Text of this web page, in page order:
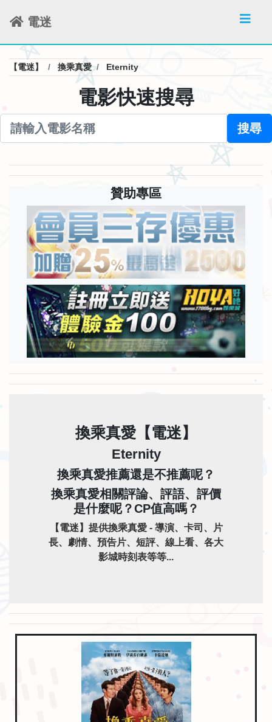
電迷
【電迷】 換乘真愛 Eternity
電影快速搜尋
搜尋
贊助專區
換乘真愛【電迷】
Eternity
換乘真愛推薦還是不推薦呢？
換乘真愛相關評論、評語、評價
是什麼呢？CP值高嗎？
【電迷】提供換乘真愛 - 導演、卡司、片
長、劇情、預告片、短評、線上看、各大
影城時刻表等等...